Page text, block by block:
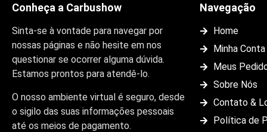
Conheça a Carbushow
Sinta-se à vontade para navegar por
nossas páginas e não hesite em nos
questionar se ocorrer alguma dúvida.
Estamos prontos para atendê-lo.
O nosso ambiente virtual é seguro, desde
o sigilo das suas informações pessoais
até os meios de pagamento.
Navegação
Home
Minha Conta
Meus
Sobre Nós
Contato &
Política de